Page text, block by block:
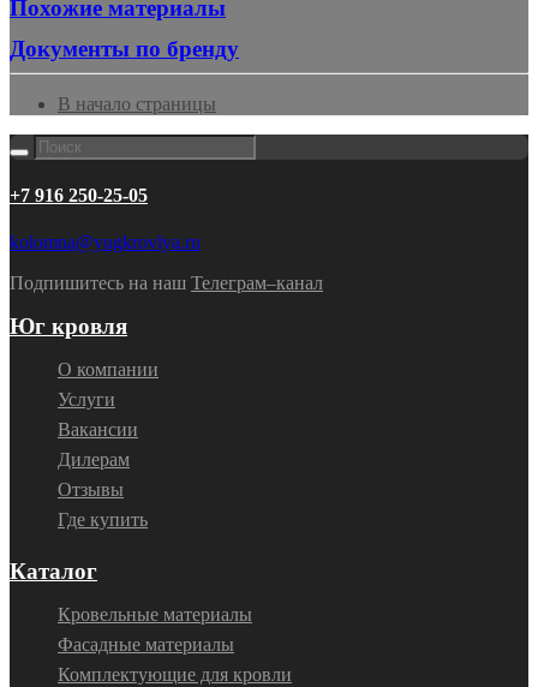
Похожие материалы
Документы по бренду
В начало страницы
+7 916 250-25-05
kolomna@yugkrovlya.ru
Подпишитесь на наш Телеграм–канал
Юг кровля
О компании
Услуги
Вакансии
Дилерам
Отзывы
Где купить
Каталог
Кровельные материалы
Фасадные материалы
Комплектующие для кровли